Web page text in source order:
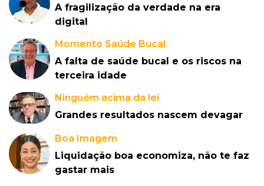
A fragilização da verdade na era
digital
Momento Saúde Bucal
A falta de saúde bucal e os riscos na
terceira idade
Ninguém acima da lei
Grandes resultados nascem devagar
Boa Imagem
Liquidação boa economiza, não te faz
gastar mais